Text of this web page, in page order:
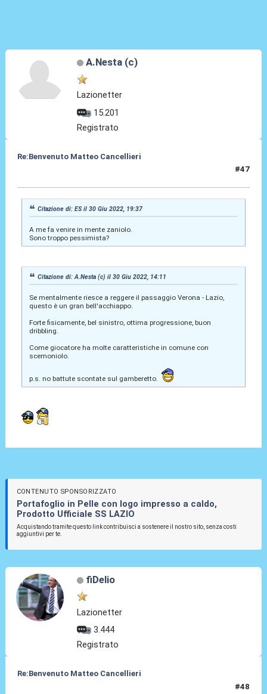
A.Nesta (c)
Lazionetter
15.201
Registrato
Re:Benvenuto Matteo Cancellieri
#47
Citazione di: ES il 30 Giu 2022, 19:37
A me fa venire in mente zaniolo.
Sono troppo pessimista?
Citazione di: A.Nesta (c) il 30 Giu 2022, 14:11
Se mentalmente riesce a reggere il passaggio Verona - Lazio,
questo è un gran bell'acchiappo.
Forte fisicamente, bel sinistro, ottima progressione, buon
dribbling.
Come giocatore ha molte caratteristiche in comune con
scemoniolo.
p.s. no battute scontate sul gamberetto.
CONTENUTO SPONSORIZZATO
Portafoglio in Pelle con logo impresso a caldo,
Prodotto Ufficiale SS LAZIO
Acquistando tramite questo link contribuisci a sostenere il nostro sito, senza costi
aggiuntivi per te.
fiDelio
Lazionetter
3.444
Registrato
Re:Benvenuto Matteo Cancellieri
#48